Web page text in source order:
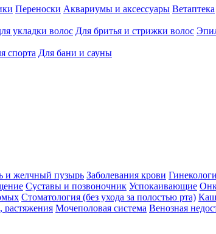
Переноски Аквариумы и аксессуары Ветаптека
укладки волос Для бритья и стрижки волос
спорта Для бани и сауны
и желчный пузырь Заболевания крови
Суставы и позвоночник Успокаивающие
Стоматология (без ухода за полостью рта)
Мочеполовая система Венозная